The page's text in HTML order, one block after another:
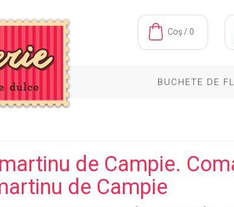
BUCHETE DE
Coș / 0
de Campie.
de Campie